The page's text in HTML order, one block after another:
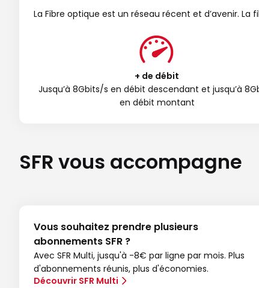
La Fibre optique est un réseau récent et d’avenir.
+ de débit
Jusqu’à 8Gbits/s en débit descendant et jusqu’à
en débit montant
SFR vous accompagne
Vous souhaitez prendre plusieurs
abonnements SFR ?
Avec SFR Multi, jusqu'à -8€ par ligne par mois. Plus
d'abonnements réunis, plus d'économies.
Découvrir SFR Multi